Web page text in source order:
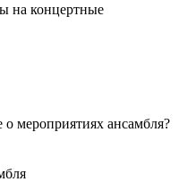
на концертные
мероприятиях ансамбля?